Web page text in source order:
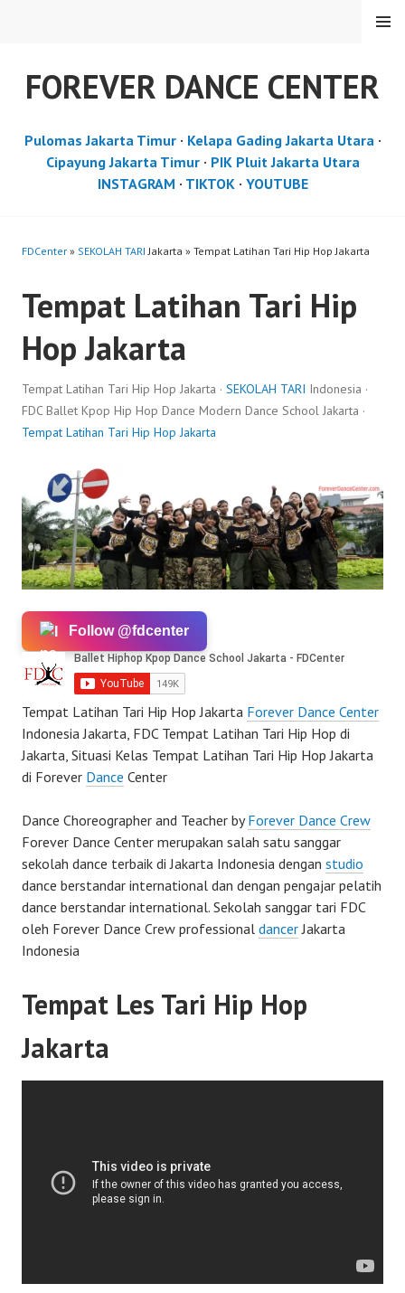
FOREVER DANCE CENTER
MENU
Pulomas Jakarta Timur· Kelapa Gading Jakarta Utara·
Cipayung Jakarta Timur· PIK Pluit Jakarta Utara
INSTAGRAM · TIKTOK· YOUTUBE
FDCenter » SEKOLAH TARI Jakarta » Tempat Latihan Tari Hip Hop Jakarta
Tempat Latihan Tari Hip
Hop Jakarta
Tempat Latihan Tari Hip Hop Jakarta · SEKOLAH TARI Indonesia ·
FDC Ballet Kpop Hip Hop Dance Modern Dance School Jakarta ·
Tempat Latihan Tari Hip Hop Jakarta
Follow @fdcenter
Tempat Latihan Tari Hip Hop Jakarta Forever Dance Center
Indonesia Jakarta, FDC Tempat Latihan Tari Hip Hop di
Jakarta, Situasi Kelas Tempat Latihan Tari Hip Hop Jakarta
di Forever Dance Center
Dance Choreographer and Teacher byForever Dance Crew
Forever Dance Center merupakan salah satu sanggar
sekolah dance terbaik di Jakarta Indonesia dengan studio
dance berstandar international dan dengan pengajar pelatih
dance berstandar international. Sekolah sanggar tari FDC
oleh Forever Dance Crew professional dancerJakarta
Indonesia
Tempat Les Tari Hip Hop
Jakarta